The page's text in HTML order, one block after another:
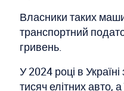
Власники таких
транспортний
гривень.
У 2024 році в
тисяч елітних авто, а